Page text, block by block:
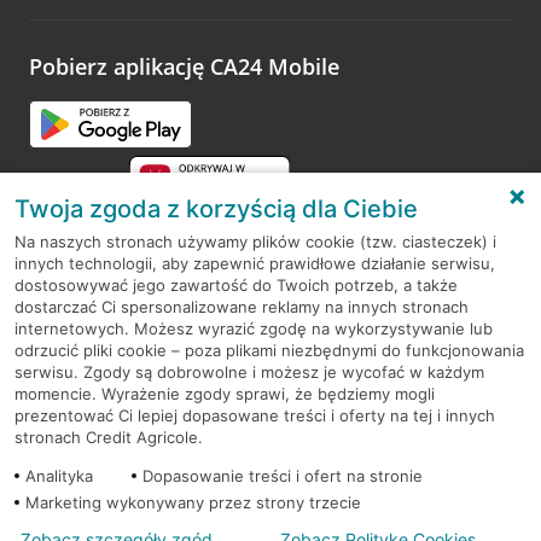
opinie.
Pobierz aplikację CA24 Mobile
RODO
Regulamin serwisu
Mapa serwisu
PolitykaCookies
Twoja zgoda z korzyścią dla Ciebie
Na naszych stronach używamy plików cookie (tzw. ciasteczek) i
innych technologii, aby zapewnić prawidłowe działanie serwisu,
dostosowywać jego zawartość do Twoich potrzeb, a także
dostarczać Ci spersonalizowane reklamy na innych stronach
internetowych. Możesz wyrazić zgodę na wykorzystywanie lub
odrzucić pliki cookie – poza plikami niezbędnymi do funkcjonowania
serwisu. Zgody są dobrowolne i możesz je wycofać w każdym
momencie. Wyrażenie zgody sprawi, że będziemy mogli
prezentować Ci lepiej dopasowane treści i oferty na tej i innych
stronach Credit Agricole.
Analityka
Dopasowanie treści i ofert na stronie
Marketing wykonywany przez strony trzecie